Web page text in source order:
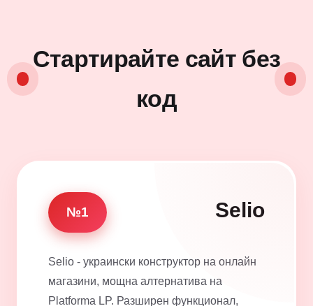
Стартирайте сайт без
код
№1 Selio
Selio - украински конструктор на онлайн
магазини, мощна алтернатива на
Platforma LP. Разширен функционал,